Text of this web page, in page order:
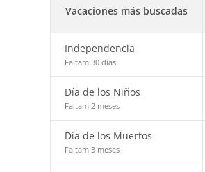
Vacaciones más buscadas
Independencia
Faltam 30 dias
Día de los Niños
Faltam 2 meses
Día de los Muertos
Faltam 3 meses